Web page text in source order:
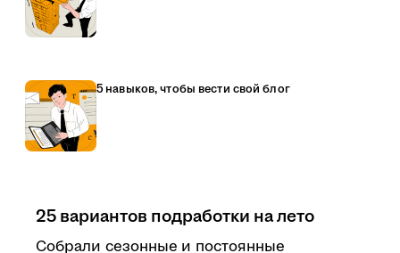
5 навыков, чтобы вести свой блог
25 вариантов подработки на лето
Собрали сезонные и постоянные